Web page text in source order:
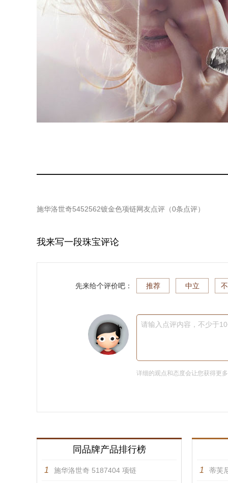
施华洛世奇5452562镀金色项链网友点评（0条点评）
我来写一段珠宝评论
先来给个评价吧： 推荐 中立
请输入点评内容，不少于
详细的观点和态度会让您获得更
同品牌产品排行榜
1 施华洛世奇 5187404 项链 1 蒂芙